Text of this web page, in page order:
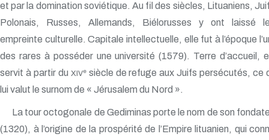
et par la domination soviétique. Au fil des siècles, Lituaniens,
Polonais, Russes, Allemands, Biélorusses y ont laissé
empreinte culturelle. Capitale intellectuelle, elle fut à l’époque
des rares à posséder une université (1579). Terre d’accueil,
servit à partir du XIVesiècle de refuge aux Juifs persécutés, ce
lui valut le surnom de « Jérusalem du Nord ».
La tour octogonale de Gediminas porte le nom de son
(1320), à l’origine de la prospérité de l’Empire lituanien, qui